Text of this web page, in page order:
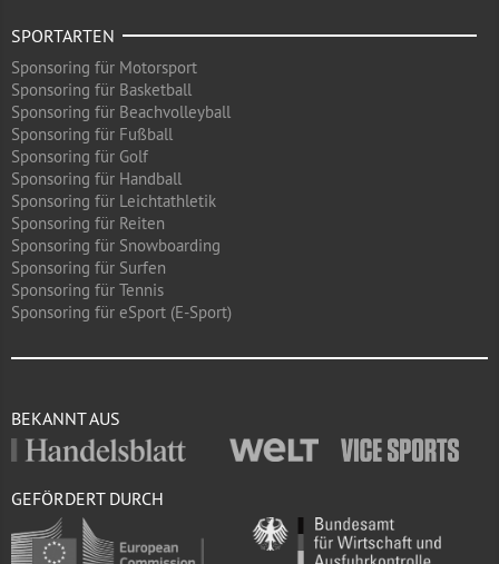
SPORTARTEN
Sponsoring für Motorsport
Sponsoring für Basketball
Sponsoring für Beachvolleyball
Sponsoring für Fußball
Sponsoring für Golf
Sponsoring für Handball
Sponsoring für Leichtathletik
Sponsoring für Reiten
Sponsoring für Snowboarding
Sponsoring für Surfen
Sponsoring für Tennis
Sponsoring für eSport (E-Sport)
BEKANNT AUS
GEFÖRDERT DURCH